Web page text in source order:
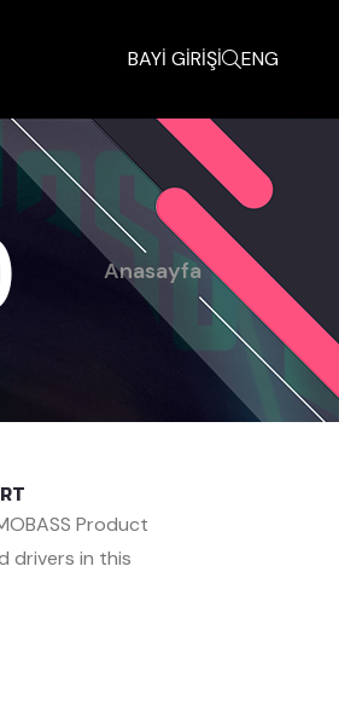
BAYİ GİRİŞİ ENG
Anasayfa
Product
drivers in this